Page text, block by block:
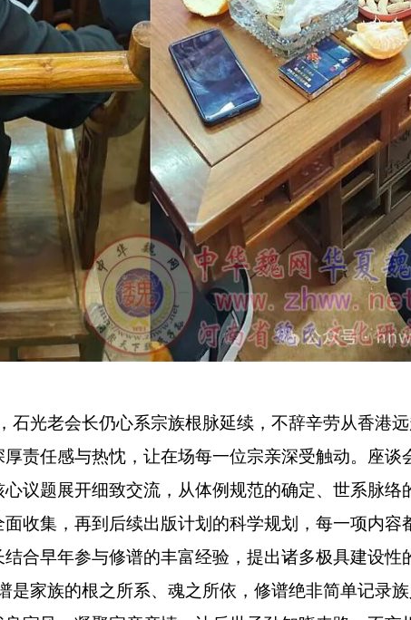
石光老会长仍心系宗族根脉延续，不辞辛劳从香港
责任感与热忱，让在场每一位宗亲深受触动。座谈
议题展开细致交流，从体例规范的确定、世系脉络
收集，再到后续出版计划的科学规划，每一项内容
合早年参与修谱的丰富经验，提出诸多极具建设性
是家族的根之所系、魂之所依，修谱绝非简单记录